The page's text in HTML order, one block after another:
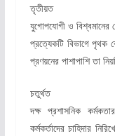
তৃতীয়ত
যুগোপযোগী ও বিশ্বমানের
প্রত্যেকটি বিভাগে পৃথক
প্রণয়নের পাশাপাশি তা
চতুর্থত
দক্ষ প্রশাসনিক
কর্মকর্তাদের চাহিদার